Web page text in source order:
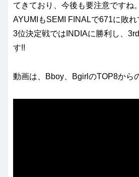
てきており、今後も要注意ですね
AYUMIもSEMI FINALで671に敗れ
3位決定戦ではINDIAに勝利し、
す!!
動画は、Bboy、BgirlのTOP8から